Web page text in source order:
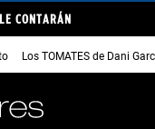
CONTARÁN
Los TOMATES de Dani